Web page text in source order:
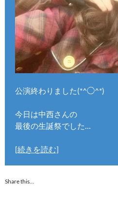
公演終わりました(*^◯^*)
今日は中西さんの
最後の生誕祭でした…
[続きを読む]
Share this…